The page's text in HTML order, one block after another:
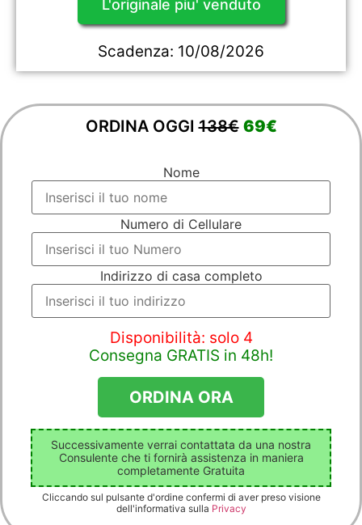
L'originale piu' venduto
Scadenza: 10/08/2026
ORDINA OGGI138€ 69€
Nome
Numero di Cellulare
Indirizzo di casa completo
Disponibilità: solo 4
Consegna GRATIS in 48h!
Successivamente verrai contattata da una nostra
Consulente che ti fornirà assistenza in maniera
completamente Gratuita
Cliccando sul pulsante d'ordine confermi di aver preso visione
dell'informativa sulla Privacy